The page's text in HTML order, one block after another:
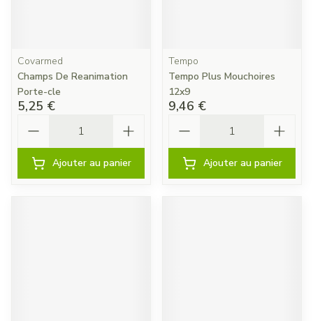
Covarmed
Champs De Reanimation
Porte-cle
5,25 €
Ajouter au panier
Tempo
Tempo Plus Mouchoires
12x9
9,46 €
Ajouter au panier